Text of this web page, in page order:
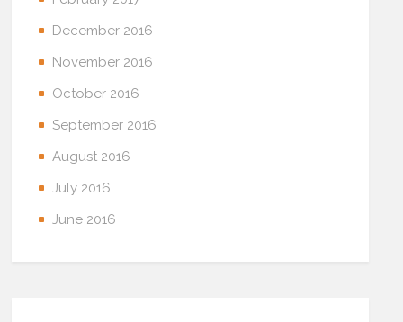
December 2016
November 2016
October 2016
September 2016
August 2016
July 2016
June 2016